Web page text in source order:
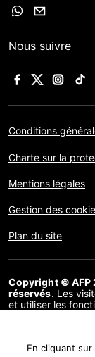
Nous suivre
Conditions
Charte sur la
Mentions légales
Gestion des
Plan du site
Copyright © AFP
réservés. Les
et utiliser les
communication
soit, sans licence
En cliquant